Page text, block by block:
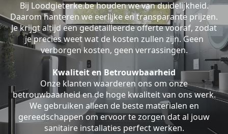
Bij Loodgieterke.be houden we van duidelijkheid.
Daarom hanteren we eerlijke en transparante prijzen.
Je krijgt altijd een gedetailleerde offerte vooraf, zodat
je precies weet wat de kosten zullen zijn. Geen
verborgen kosten, geen verrassingen.
Kwaliteit en Betrouwbaarheid
Onze klanten waarderen ons om onze
betrouwbaarheid en de hoge kwaliteit van ons werk.
We gebruiken alleen de beste materialen en
gereedschappen om ervoor te zorgen dat al jouw
sanitaire installaties perfect werken.